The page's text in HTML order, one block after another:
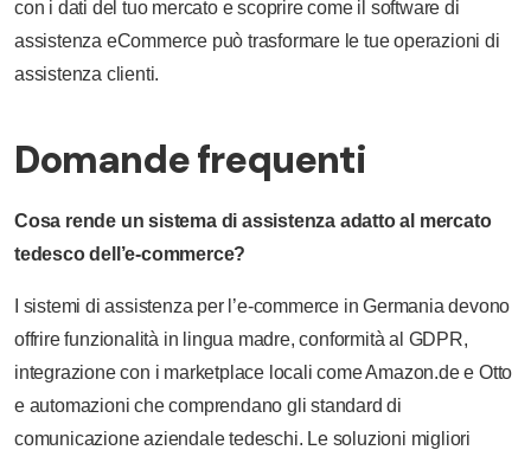
con i dati del tuo mercato e scoprire come il software di
assistenza eCommerce può trasformare le tue operazioni di
assistenza clienti.
Domande frequenti
Cosa rende un sistema di assistenza adatto al mercato
tedesco dell’e-commerce?
I sistemi di assistenza per l’e-commerce in Germania devono
offrire funzionalità in lingua madre, conformità al GDPR,
integrazione con i marketplace locali come Amazon.de e Otto
e automazioni che comprendano gli standard di
comunicazione aziendale tedeschi. Le soluzioni migliori